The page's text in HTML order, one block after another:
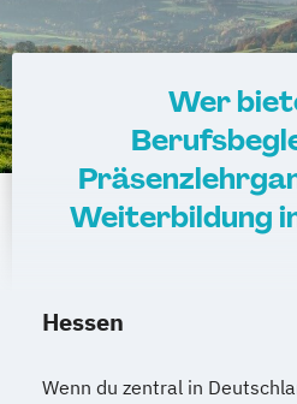
Wer
Weiterbildung
Hessen
Wenn du zentral in